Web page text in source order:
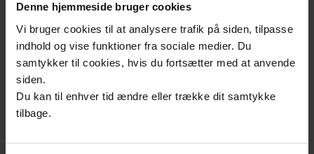
Denne hjemmeside bruger cookies
Vi bruger cookies til at analysere trafik på siden, tilpasse
indhold og vise funktioner fra sociale medier. Du
samtykker til cookies, hvis du fortsætter med at anvende
siden.
Du kan til enhver tid ændre eller trække dit samtykke
tilbage.
Mossierne vil ikke slå sorte dyr ihjel. De tror,
at det vil kalde onde ånder frem.
Mossi-kvinder må ikke fløjte om natten. Det
vil kalde på onde ånder.
forkert. Har man gjort noget forkert, må man
lave en ofring. Det kan for eksempel være en